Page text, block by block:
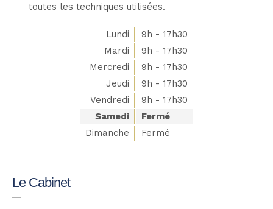
toutes les techniques utilisées.
Lundi
9h - 17h30
Mardi
9h - 17h30
Mercredi
9h - 17h30
Jeudi
9h - 17h30
Vendredi
9h - 17h30
Samedi
Fermé
Dimanche
Fermé
Le Cabinet